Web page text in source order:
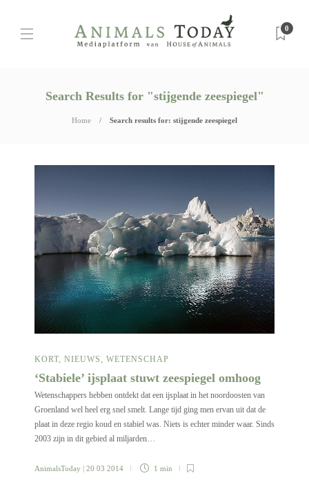
0
Search Results for "stijgende zeespiegel"
Home Search results for: stijgende zeespiegel
KORT, NIEUWS, WETENSCHAP
‘Stabiele’ ijsplaat stuwt zeespiegel omhoog
Wetenschappers hebben ontdekt dat een ijsplaat in het noordoosten van
Groenland wel heel erg snel smelt. Lange tijd ging men ervan uit dat de
plaat in deze regio koud en stabiel was. Niets is echter minder waar. Sinds
2003 zijn in dit gebied al miljarden…
AnimalsToday | 20 03 2014 1 min